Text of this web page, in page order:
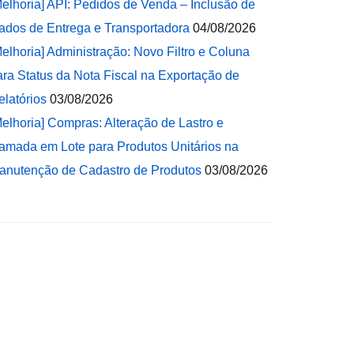
API: Pedidos de Venda – Inclusão de
de Entrega e Transportadora 04/08/2026
Administração: Novo Filtro e Coluna
Status da Nota Fiscal na Exportação de
03/08/2026
Compras: Alteração de Lastro e
em Lote para Produtos Unitários na
de Cadastro de Produtos 03/08/2026